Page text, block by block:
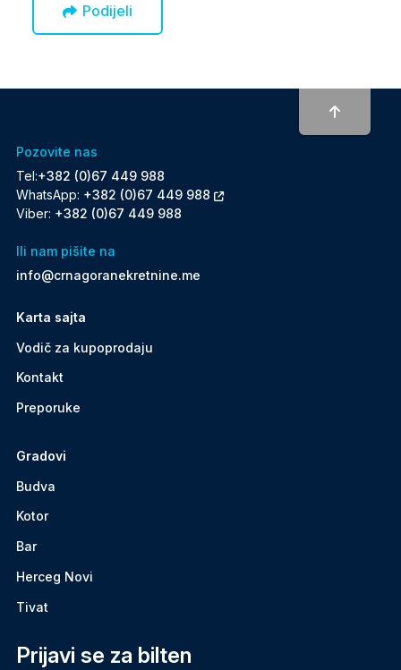
Podijeli
Pozovite nas
Tel:+382 (0)67 449 988
WhatsApp: +382 (0)67 449 988
Viber: +382 (0)67 449 988
Ili nam pišite na
info@crnagoranekretnine.me
Karta sajta
Vodič za kupoprodaju
Kontakt
Preporuke
Gradovi
Budva
Kotor
Bar
Herceg Novi
Tivat
Prijavi se za bilten
To top